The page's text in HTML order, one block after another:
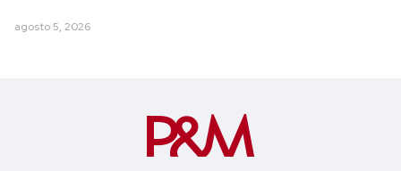
agosto 5, 2026